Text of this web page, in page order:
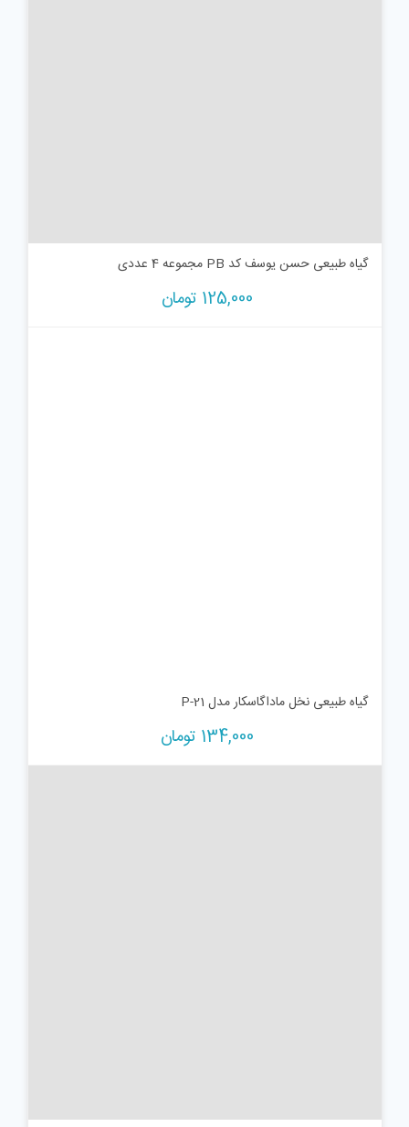
گیاه طبیعی حسن یوسف کد PB مجموعه 4 عددی
125,000 تومان
گیاه طبیعی نخل ماداگاسکار مدل P-21
134,000 تومان